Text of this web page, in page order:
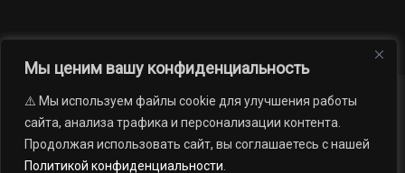
Мы ценим вашу конфиденциальность
⚠️ Мы используем файлы cookie для улучшения работы
сайта, анализа трафика и персонализации контента.
Продолжая использовать сайт, вы соглашаетесь с нашей
Политикой конфиденциальности
Новости Наши проекты
Официально
АРХИВ
16+